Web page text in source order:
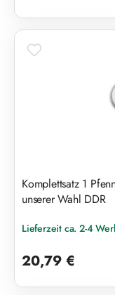
Komplettsatz 1
unserer Wahl DDR
Lieferzeit ca. 2-4
20,79 €